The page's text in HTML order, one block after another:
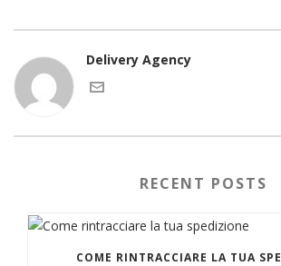
Delivery Agency
RECENT POSTS
COME RINTRACCIARE LA TUA